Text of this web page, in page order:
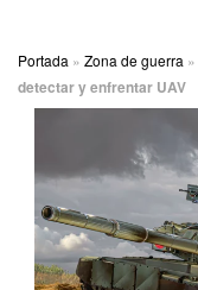
Portada » Zona de guerra »
detectar y enfrentar UAV